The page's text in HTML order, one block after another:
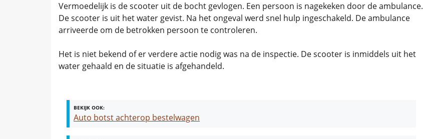
Vermoedelijk is de scooter uit de bocht gevlogen. Een persoon is nagekeken door de ambulance.
De scooter is uit het water gevist. Na het ongeval werd snel hulp ingeschakeld. De ambulance
arriveerde om de betrokken persoon te controleren.
Het is niet bekend of er verdere actie nodig was na de inspectie. De scooter is inmiddels uit het
water gehaald en de situatie is afgehandeld.
BEKIJK OOK:
Auto botst achterop bestelwagen